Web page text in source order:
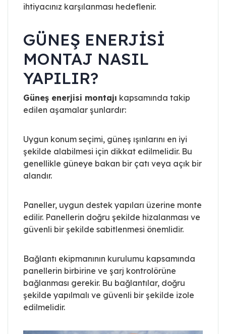
ihtiyacınız karşılanması hedeflenir.
GÜNEŞ ENERJISI
MONTAJ NASIL
YAPILIR?
Güneş enerjisi montajı kapsamında takip
edilen aşamalar şunlardır:
Uygun konum seçimi, güneş ışınlarını en iyi
şekilde alabilmesi için dikkat edilmelidir. Bu
genellikle güneye bakan bir çatı veya açık bir
alandır.
Paneller, uygun destek yapıları üzerine monte
edilir. Panellerin doğru şekilde hizalanması ve
güvenli bir şekilde sabitlenmesi önemlidir.
Bağlantı ekipmanının kurulumu kapsamında
panellerin birbirine ve şarj kontrolörüne
bağlanması gerekir. Bu bağlantılar, doğru
şekilde yapılmalı ve güvenli bir şekilde izole
edilmelidir.